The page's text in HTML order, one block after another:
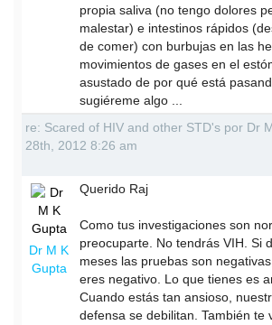
propia saliva (no tengo dolores
malestar) e intestinos rápidos
de comer) con burbujas en las
movimientos de gases en el
asustado de por qué está
sugiéreme algo ...
re: Scared of HIV and other STD's por Dr
28th, 2012 8:26 am
Dr M K
Gupta
Querido Raj
Como tus investigaciones son
preocuparte. No tendrás VIH. Si
meses las pruebas son
eres negativo. Lo que tienes es
Cuando estás tan ansioso,
defensa se debilitan. También te